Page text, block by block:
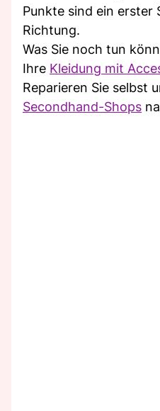
Punkte sind ein
Richtung.
Was Sie noch tun
Ihre Kleidung mit
Reparieren Sie selbst
Secondhand-Shops